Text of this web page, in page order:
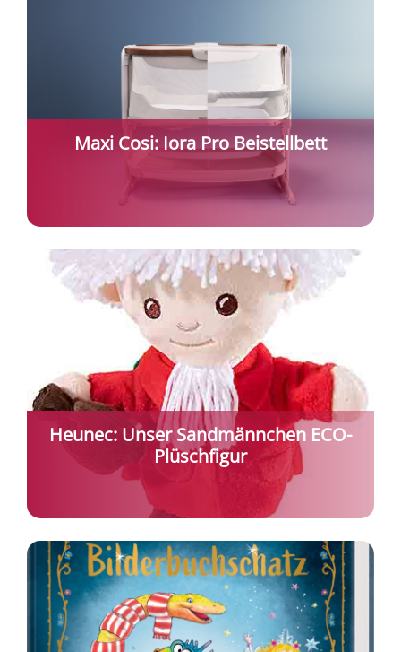
Maxi Cosi: Iora Pro Beistellbett
Heunec: Unser Sandmännchen ECO-
Plüschfigur